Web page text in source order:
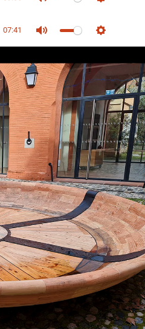
07:41
Mute Settings